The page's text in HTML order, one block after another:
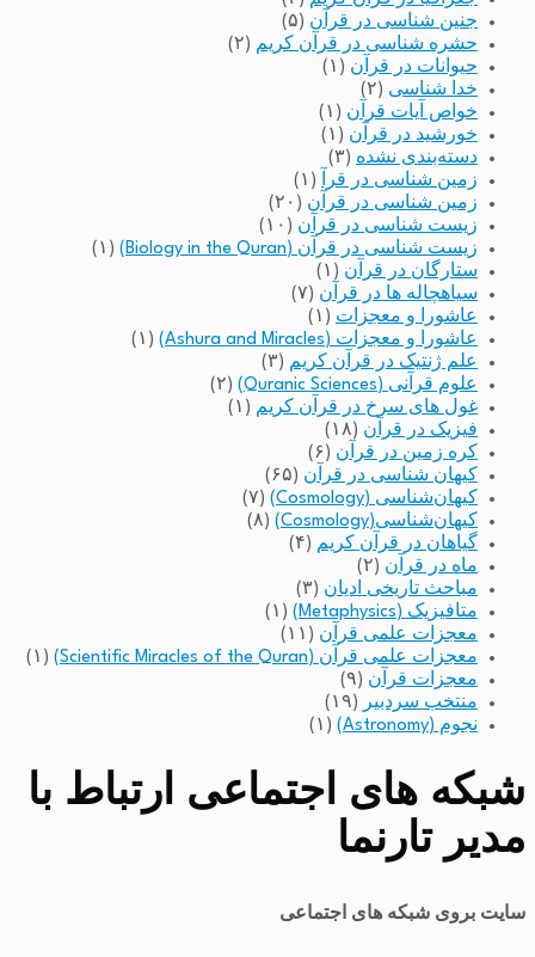
جنین شناسی در قرآن (۵)
حشره شناسی در قرآن کریم (۲)
حیوانات در قرآن (۱)
خدا شناسی (۲)
خواص آیات قرآن (۱)
خورشید در قرآن (۱)
دسته‌بندی نشده (۳)
زمین شناسی در قرآ
(۱)
زمین شناسی در قرآن (۲۰)
زیست شناسی در قرآن (۱۰)
زیست شناسی در قرآن (Biology in the Quran)
(۱)
ستارگان در قرآن (۱)
سیاهچاله ها در قرآن (۷)
عاشورا و معجزات (۱)
عاشورا و معجزات (Ashura and Miracles)
(۱)
علم ژنتیک در قرآن کریم (۳)
علوم قرآنی (Quranic Sciences)
(۲)
غول های سرخ در قرآن کریم (۱)
فیزیک در قرآن (۱۸)
کره زمین در قرآن (۶)
کیهان شناسی در قرآن (۶۵)
کیهان‌شناسی (Cosmology)
(۷)
کیهان‌شناسی(Cosmology)
(۸)
گیاهان در قرآن کریم (۴)
ماه در قرآن (۲)
مباحث تاریخی ادیان (۳)
متافیزیک (Metaphysics)
(۱)
معجزات علمی قرآن (۱۱)
معجزات علمی قرآن (Scientific Miracles of the Quran)
(۱)
معجزات قرآن (۹)
منتخب سردبیر
(۱۹)
نجوم (Astronomy)
(۱)
شبکه های اجتماعی ارتباط با
مدیر تارنما
سایت بروی شبکه های اجتماعی